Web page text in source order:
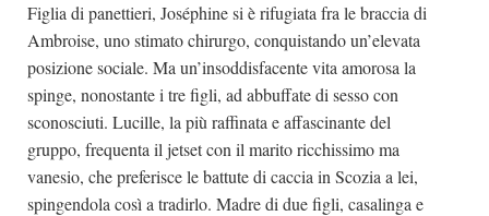
Figlia di panettieri, Joséphine si è rifugiata fra le braccia di
Ambroise, uno stimato chirurgo, conquistando un’elevata
posizione sociale. Ma un’insoddisfacente vita amorosa la
spinge, nonostante i tre figli, ad abbuffate di sesso con
sconosciuti. Lucille, la più raffinata e affascinante del
gruppo, frequenta il jetset con il marito ricchissimo ma
vanesio, che preferisce le battute di caccia in Scozia a lei,
spingendola così a tradirlo. Madre di due figli, casalinga e